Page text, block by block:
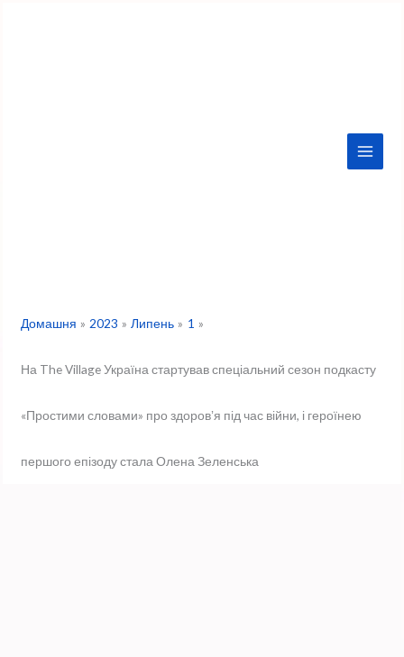
Домашня 2023 Липень 1
На The Village Україна стартував спеціальний сезон подкасту
«Простими словами» про здоровʼя під час війни, і героїнею
першого епізоду стала Олена Зеленська